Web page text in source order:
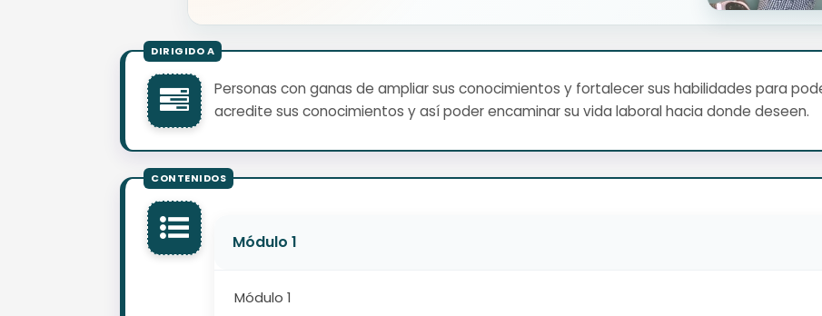
Personas con ganas de ampliar sus conocimientos y fortalecer sus habilidades para
acredite sus conocimientos y así poder encaminar su vida laboral hacia donde deseen.
Módulo 1
Módulo 1